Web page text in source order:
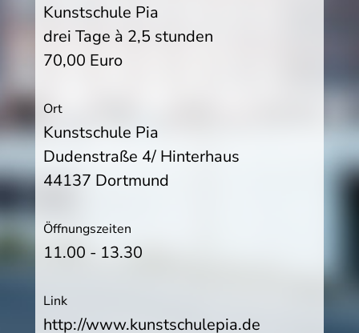
Kunstschule Pia
drei Tage à 2,5 stunden
70,00 Euro
Ort
Kunstschule Pia
Dudenstraße 4/ Hinterhaus
44137 Dortmund
Öffnungszeiten
11.00 - 13.30
Link
http://www.kunstschulepia.de